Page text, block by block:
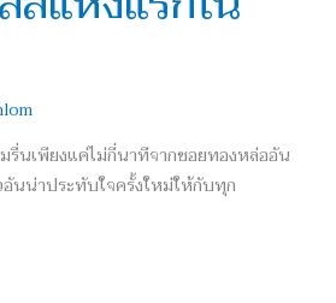
รื่นเพียงแค่ไม่กี่นาทีจากซอยทองหล่ออัน
อันน่าประทับใจครั้งใหม่ให้กับทุก